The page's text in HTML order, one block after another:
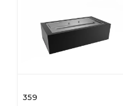
359